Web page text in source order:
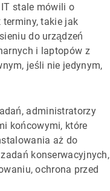
stale mówili o
terminy, takie jak
do urządzeń
i laptopów z
jeśli nie jedynym,
administratorzy
końcowymi, które
aż do
konserwacyjnych,
ochrona przed